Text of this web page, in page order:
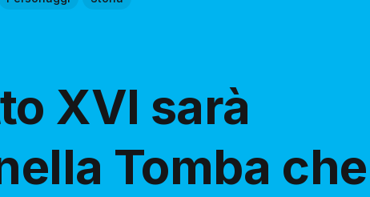
XVI sarà
Tomba che